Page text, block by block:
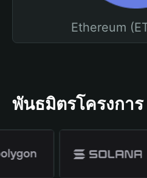
Ethereum
พันธมิตรโครงการ